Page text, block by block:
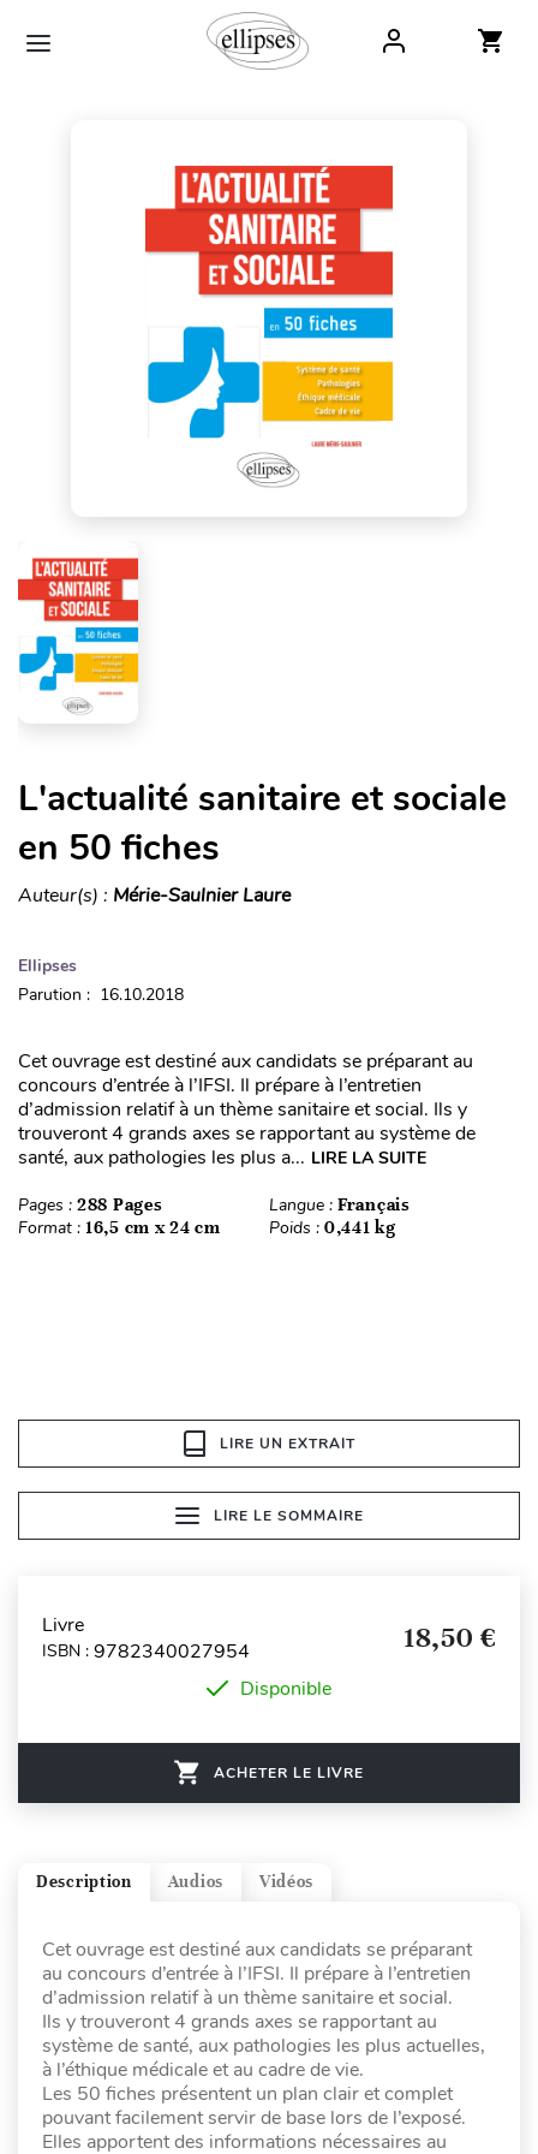
L'actualité sanitaire et sociale
en 50 fiches
Auteur(s) : Mérie-Saulnier Laure
Ellipses
Parution : 16.10.2018
Cet ouvrage est destiné aux candidats se préparant au
concours d’entrée à l’IFSI. Il prépare à l’entretien
d’admission relatif à un thème sanitaire et social. Ils y
trouveront 4 grands axes se rapportant au système de
santé, aux pathologies les plus a... LIRE LA SUITE
Pages : 288 Pages Langue : Français
Format : 16,5 cm x 24 cm Poids : 0,441 kg
LIRE UN EXTRAIT
LIRE LE SOMMAIRE
Livre
ISBN : 9782340027954 18,50 €
Disponible
ACHETER LE LIVRE
Vidéos
Audios
Description
Cet ouvrage est destiné aux candidats se préparant
au concours d’entrée à l’IFSI. Il prépare à l’entretien
d’admission relatif à un thème sanitaire et social.
Ils y trouveront 4 grands axes se rapportant au
système de santé, aux pathologies les plus actuelles,
à l’éthique médicale et au cadre de vie.
Les 50 fiches présentent un plan clair et complet
pouvant facilement servir de base lors de l’exposé.
Elles apportent des informations nécessaires au